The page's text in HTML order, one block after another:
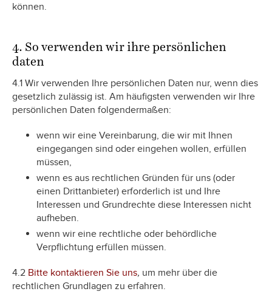
können.
4. So verwenden wir ihre persönlichen
daten
4.1 Wir verwenden Ihre persönlichen Daten nur, wenn dies
gesetzlich zulässig ist. Am häufigsten verwenden wir Ihre
persönlichen Daten folgendermaßen:
wenn wir eine Vereinbarung, die wir mit Ihnen
eingegangen sind oder eingehen wollen, erfüllen
müssen,
wenn es aus rechtlichen Gründen für uns (oder
einen Drittanbieter) erforderlich ist und Ihre
Interessen und Grundrechte diese Interessen nicht
aufheben.
wenn wir eine rechtliche oder behördliche
Verpflichtung erfüllen müssen.
4.2 Bitte kontaktieren Sie uns, um mehr über die
rechtlichen Grundlagen zu erfahren.